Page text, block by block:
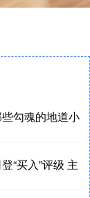
勾魂的地道小
“买入”评级 主